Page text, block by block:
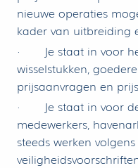
nieuwe operaties
kader van uitbreiding
· Je staat in voor
wisselstukken,
prijsaanvragen en
· Je staat in voor
medewerkers,
steeds werken